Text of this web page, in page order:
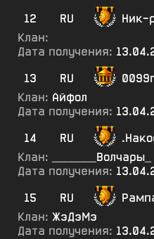
12
RU
Ник-
Клан:
Дата получения:
13
RU
Клан: Айфол
Дата получения:
14
RU
Клан:
_______Волчары_
Дата получения:
15
RU
Клан: ЖэДэМэ
Дата получения: